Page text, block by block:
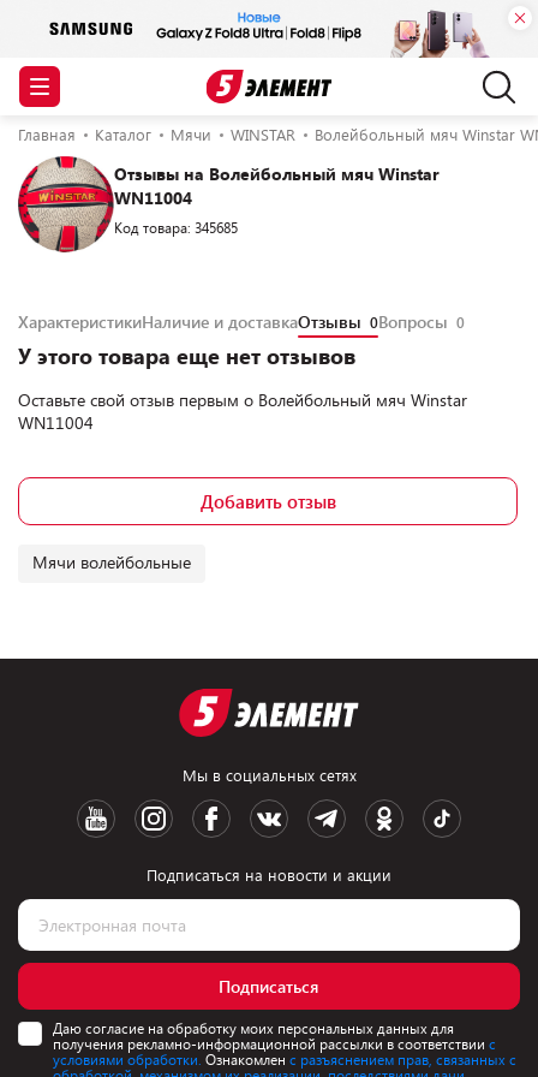
Главная Каталог Мячи WINSTAR Волейбольный мяч Winstar
Отзывы на Волейбольный мяч Winstar
WN11004
Код товара: 345685
ХарактеристикиНаличие и доставкаОтзывы 0Вопросы 0
У этого товара еще нет отзывов
Оставьте свой отзыв первым о Волейбольный мяч Winstar
WN11004
Добавить отзыв
Мячи волейбольные
Мы в социальных сетях
Подписаться на новости и акции
Подписаться
Даю согласие на обработку моих персональных данных для
получения рекламно-информационной рассылки в соответствии с
условиями обработки. Ознакомлен с разъяснением прав, связанных с